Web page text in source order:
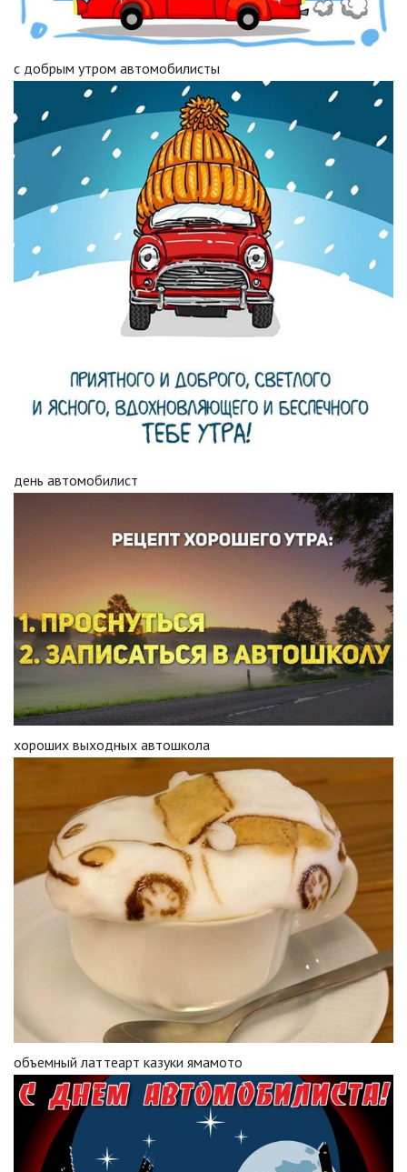
с добрым утром автомобилисты
день автомобилист
хороших выходных автошкола
объемный латтеарт казуки ямамото